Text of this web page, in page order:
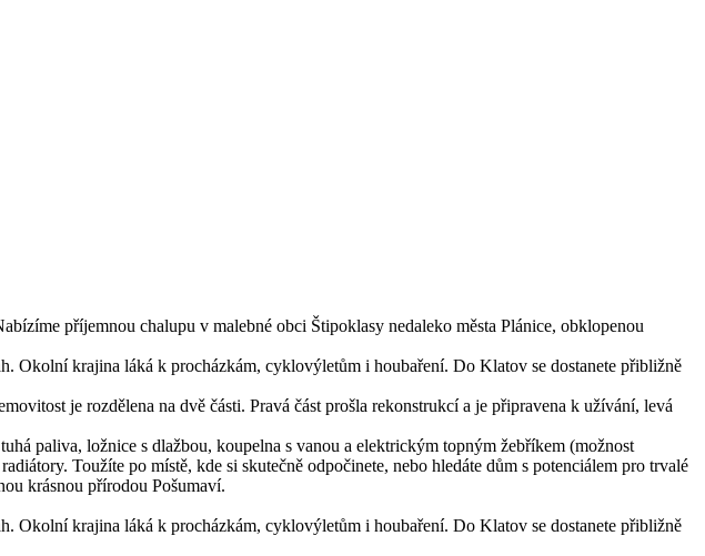
příjemnou chalupu v malebné obci Štipoklasy nedaleko města Plánice, obklopenou
Okolní krajina láká k procházkám, cyklovýletům i houbaření. Do Klatov se dostanete přibližně
je rozdělena na dvě části. Pravá část prošla rekonstrukcí a je připravena k užívání, levá
paliva, ložnice s dlažbou, koupelna s vanou a elektrickým topným žebříkem (možnost
Toužíte po místě, kde si skutečně odpočinete, nebo hledáte dům s potenciálem pro trvalé
krásnou přírodou Pošumaví.
Okolní krajina láká k procházkám, cyklovýletům i houbaření. Do Klatov se dostanete přibližně